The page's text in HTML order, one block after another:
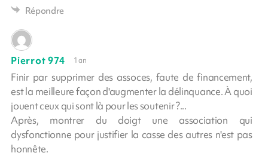
Répondre
Pierrot 974 1 an
Finir par supprimer des assoces, faute de financement,
est la meilleure façon d'augmenter la délinquance. À quoi
jouent ceux qui sont là pour les soutenir ?...
Après, montrer du doigt une association qui
dysfonctionne pour justifier la casse des autres n'est pas
honnête.